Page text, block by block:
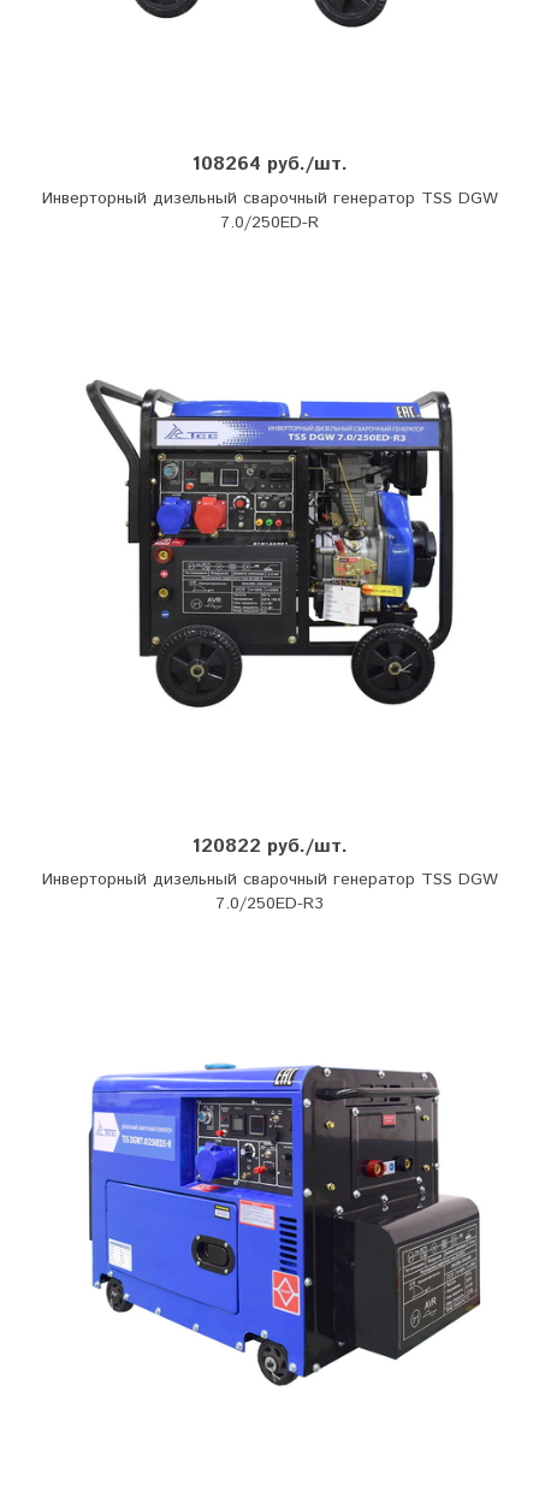
108264 руб./шт.
Инверторный дизельный сварочный генератор TSS DGW
7.0/250ED-R
120822 руб./шт.
Инверторный дизельный сварочный генератор TSS DGW
7.0/250ED-R3